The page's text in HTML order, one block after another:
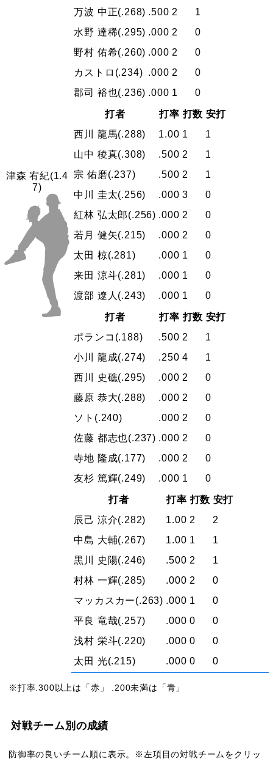
津森 宥紀(1.4
7)
万波 中正(.268) .500 2
1
水野 達稀(.295) .000 2
0
野村 佑希(.260) .000 2
0
カストロ (.234) .000 2
0
郡司 裕也(.236) .000 1 0
打者 打率 打数 安打
西川 龍馬(.288) 1.00 1
1
山中 稜真(.308) .500 2
1
宗 佑磨(.237) .500 2
1
中川 圭太(.256) .000 3
0
紅林 弘太郎(.256) .000 2
0
若月 健矢(.215) .000 2
0
太田 椋(.281) .000 1
0
来田 涼斗(.281) .000 1
0
渡部 遼人 (.243) .000 1 0
打者 打率 打数 安打
ポランコ (.188) .500 2
1
小川 龍成(.274) .250 4
1
西川 史礁(.295) .000 2
0
藤原 恭大(.288) .000 2
0
ソト (.240) .000 2
0
佐藤 都志也(.237) .000 2
0
寺地 隆成(.177) .000 2
0
友杉 篤輝(.249) .000 1 0
打者 打率 打数 安打
辰己 涼介(.282) 1.00 2
2
中島 大輔(.267) 1.00 1
1
黒川 史陽(.246) .500 2
1
村林 一輝(.285) .000 2
0
マッカスカー(.263) .000 1
0
平良 竜哉(.257) .000 0
0
浅村 栄斗(.220) .000 0
0
太田 光(.215) .000 0 0
※打率.300以上は「赤」 .200未満は「青」
対戦チーム別の成績
防御率の良いチーム順に表示。※左項目の対戦チームをクリッ